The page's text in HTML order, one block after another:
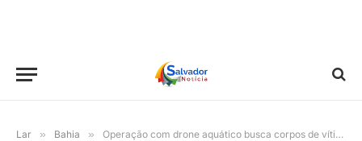
Lar » Bahia » Operação com drone aquático busca corpos de vítimas de duplo homicídio em ferro-velho